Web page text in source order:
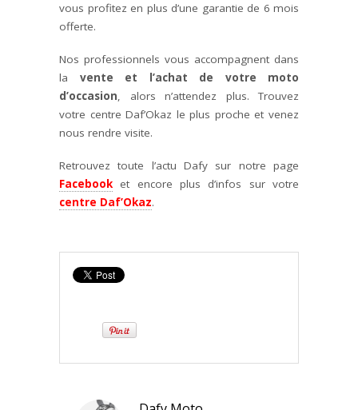
vous profitez en plus d’une garantie de 6 mois
offerte.
Nos professionnels vous accompagnent dans
la vente et l’achat de votre moto
d’occasion, alors n’attendez plus. Trouvez
votre centre Daf’Okaz le plus proche et venez
nous rendre visite.
Retrouvez toute l’actu Dafy sur notre page
Facebooket encore plus d’infos sur votre
centre Daf’Okaz.